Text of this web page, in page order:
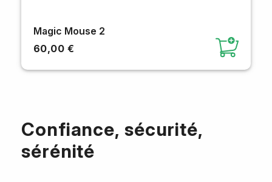
Magic Mouse 2
60,00 €
Confiance, sécurité,
sérénité